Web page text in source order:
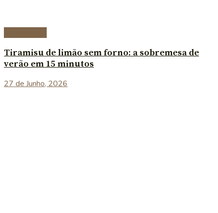
Tiramisu de limão sem forno: a sobremesa de
verão em 15 minutos
27 de Junho, 2026